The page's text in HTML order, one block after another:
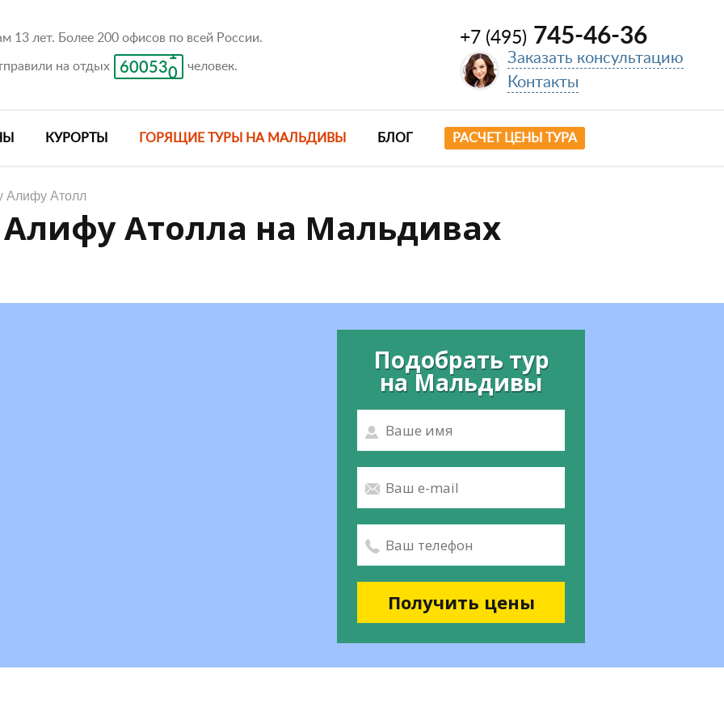
13 лет. Более 200 офисов по всей России.
на отдых
6
2
1
005
1
3
2
1
0
человек.
+7 (495) 745-46-36
Заказать консультацию
Контакты
КУРОРТЫ ГОРЯЩИЕ ТУРЫ НА МАЛЬДИВЫ БЛОГ РАСЧЕТ ЦЕНЫ ТУРА
Алифу Атолл
Атолла на Мальдивах
Подобрать тур
на Мальдивы
Получить цены